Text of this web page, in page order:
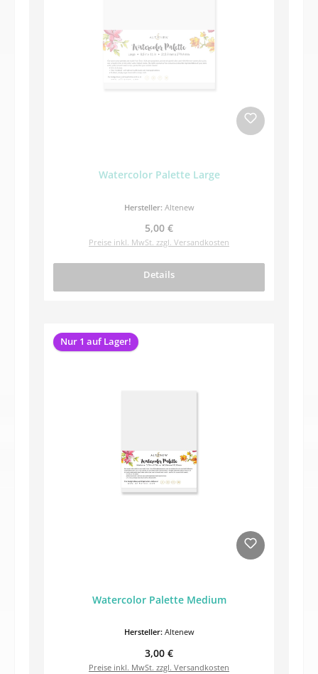
Watercolor Palette Large
Hersteller: Altenew
Regulärer Preis:
5,00 €
Preise inkl. MwSt. zzgl. Versandkosten
Details
Nur 1 auf Lager!
Watercolor Palette Medium
Hersteller: Altenew
Regulärer Preis:
3,00 €
Preise inkl. MwSt. zzgl. Versandkosten